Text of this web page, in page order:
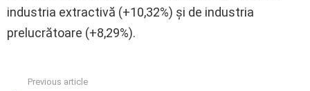
industria extractivă (+10,32%) și de industria
prelucrătoare (+8,29%).
Previous article